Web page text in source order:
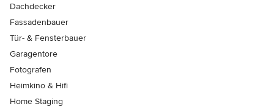
Dachdecker
Fassadenbauer
Tür- & Fensterbauer
Garagentore
Fotografen
Heimkino & Hifi
Home Staging